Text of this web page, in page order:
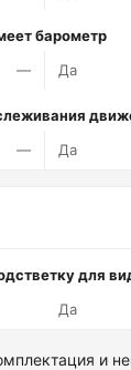
барометр
—
Да
—
Да
для
Да
и